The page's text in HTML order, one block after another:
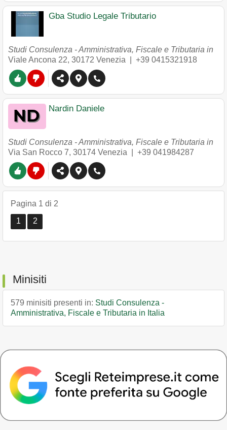
Gba Studio Legale Tributario
Studi Consulenza - Amministrativa, Fiscale e Tributaria in
Viale Ancona 22, 30172 Venezia +39 0415321918
Nardin Daniele
Studi Consulenza - Amministrativa, Fiscale e Tributaria in
Via San Rocco 7, 30174 Venezia +39 041984287
Pagina 1 di 2
1
2
Minisiti
579 minisiti presenti in: Studi Consulenza -
Amministrativa, Fiscale e Tributaria in Italia